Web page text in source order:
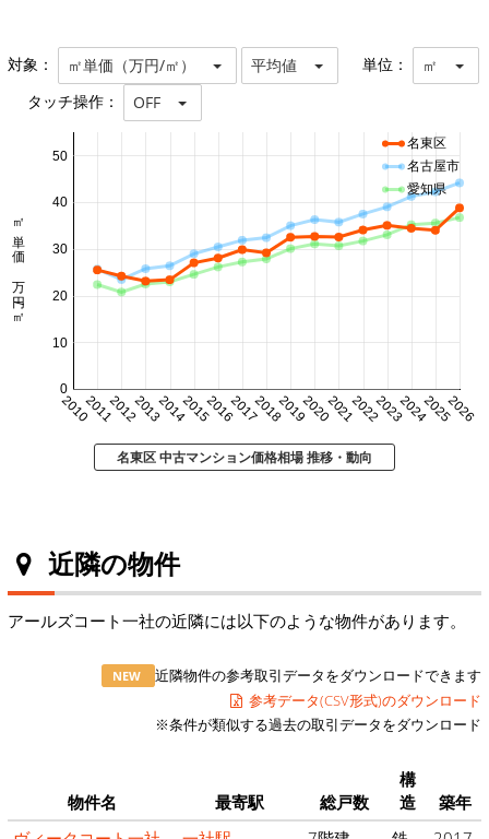
対象： ㎡単価（万円/㎡） 平均値 単位： ㎡
タッチ操作： OFF
20102011201220132014201520162017201820192020202120222023202420252026
0
10
20
30
40
50
㎡単価 万円/㎡
名東区
名古屋市
愛知県
名東区 中古マンション価格相場 推移・動向
近隣の物件
アールズコート一社の近隣には以下のような物件があります。
NEW
近隣物件の参考取引データをダウンロードできます
参考データ(CSV形式)のダウンロード
※条件が類似する過去の取引データをダウンロード
物件名 最寄駅 総戸数
構
造
築年